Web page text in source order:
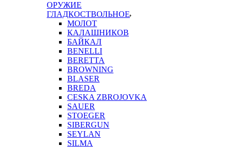
ОРУЖИЕ
ГЛАДКОСТВОЛЬНОЕ
МОЛОТ
КАЛАШНИКОВ
БАЙКАЛ
BENELLI
BERETTA
BROWNING
BLASER
BREDA
CESKA ZBROJOVKA
SAUER
STOEGER
SIBERGUN
SEYLAN
SILMA